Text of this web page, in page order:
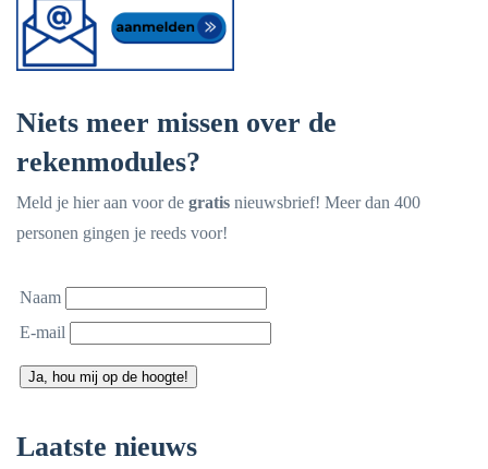
Niets meer missen over de
rekenmodules?
Meld je hier aan voor de gratis nieuwsbrief! Meer dan 400
personen gingen je reeds voor!
Naam
E-mail
Ja, hou mij op de hoogte!
Laatste nieuws